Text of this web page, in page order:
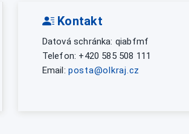
Kontakt
Datová schránka: qiabfmf
Telefon: +420 585 508 111
Email: posta@olkraj.cz